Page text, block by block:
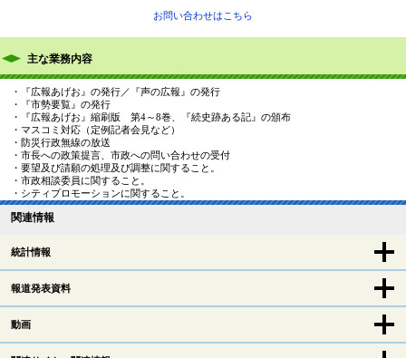
お問い合わせはこちら
主な業務内容
・『広報あげお』の発行／『声の広報』の発行
・『市勢要覧』の発行
・『広報あげお』縮刷版 第4～8巻、『続史跡ある記』の頒布
・マスコミ対応（定例記者会見など）
・防災行政無線の放送
・市長への政策提言、市政への問い合わせの受付
・要望及び請願の処理及び調整に関すること。
・市政相談委員に関すること。
・シティプロモーションに関すること。
関連情報
統計情報
報道発表資料
動画